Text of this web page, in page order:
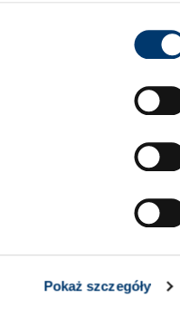
Pokaż szczegóły